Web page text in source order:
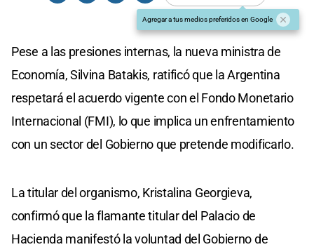
Agregar a tus medios preferidos en Google
Pese a las presiones internas, la nueva ministra de
Economía, Silvina Batakis, ratificó que la Argentina
respetará el acuerdo vigente con el Fondo Monetario
Internacional (FMI), lo que implica un enfrentamiento
con un sector del Gobierno que pretende modificarlo.
La titular del organismo, Kristalina Georgieva,
confirmó que la flamante titular del Palacio de
Hacienda manifestó la voluntad del Gobierno de